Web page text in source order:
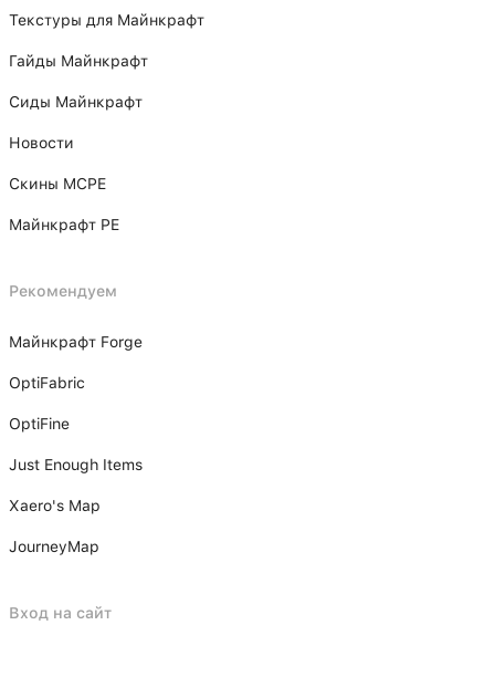
Текстуры для Майнкрафт
Гайды Майнкрафт
Сиды Майнкрафт
Новости
Скины MCPE
Майнкрафт PE
Рекомендуем
Майнкрафт Forge
OptiFabric
OptiFine
Just Enough Items
Xаero's Mаp
JourneyMap
Вход на сайт